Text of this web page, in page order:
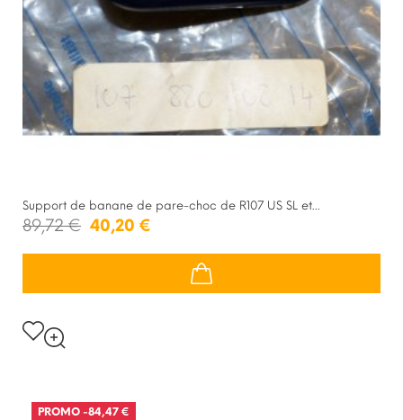
Support de banane de pare-choc de R107 US SL et...
89,72 € 40,20 €
PROMO -84,47 €